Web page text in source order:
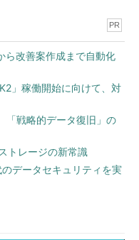
PR
ら改善案作成まで自動化
」稼働開始に向けて、対
「戦略的データ復旧」の
トレージの新常識
データセキュリティを実